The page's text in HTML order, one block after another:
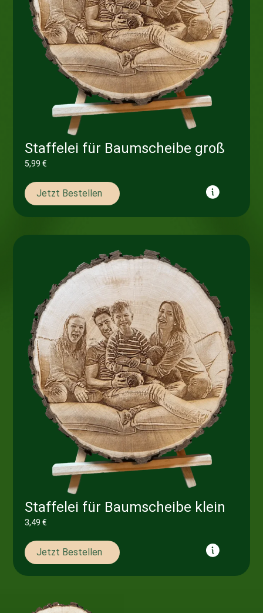
Staffelei für Baumscheibe groß
5,99€
Jetzt Bestellen
Staffelei für Baumscheibe klein
3,49€
Jetzt Bestellen